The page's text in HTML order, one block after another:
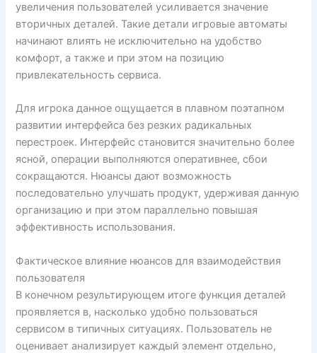
увеличения пользователей усиливается значение
вторичных деталей. Такие детали игровые автоматы
начинают влиять не исключительно на удобство
комфорт, а также и при этом на позицию
привлекательность сервиса.
Для игрока данное ощущается в плавном поэтапном
развитии интерфейса без резких радикальных
перестроек. Интерфейс становится значительно более
ясной, операции выполняются оперативнее, сбои
сокращаются. Нюансы дают возможность
последовательно улучшать продукт, удерживая данную
организацию и при этом параллельно повышая
эффективность использования.
Фактическое влияние нюансов для взаимодействия
пользователя
В конечном результирующем итоге функция деталей
проявляется в, насколько удобно пользоваться
сервисом в типичных ситуациях. Пользователь не
оценивает анализирует каждый элемент отдельно,